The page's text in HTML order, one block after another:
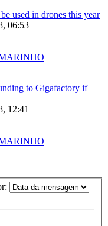
used in drones this year
06:53
to Gigafactory if
12:41